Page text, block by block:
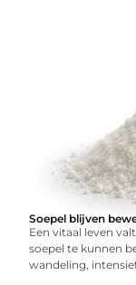
Soepel blijven
Een vitaal leven
soepel te kunnen
wandeling,